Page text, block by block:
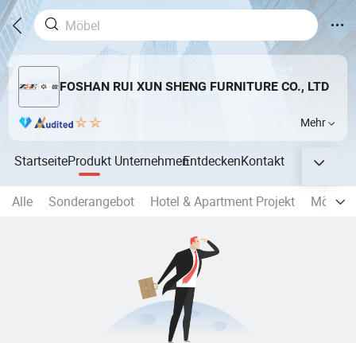
FOSHAN RUI XUN SHENG FURNITURE CO., LTD
Mehr
StartseiteProdukt UnternehmenEntdeckenKontakt
Alle Sonderangebot Hotel & Apartment Projekt Möbel